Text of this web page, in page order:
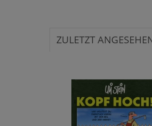
ZULETZT